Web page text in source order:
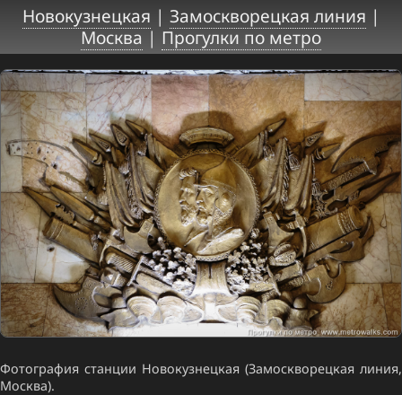
Новокузнецкая | Замоскворецкая линия |
Москва| Прогулки по метро
Фотография станции Новокузнецкая (Замоскворецкая линия,
Москва).